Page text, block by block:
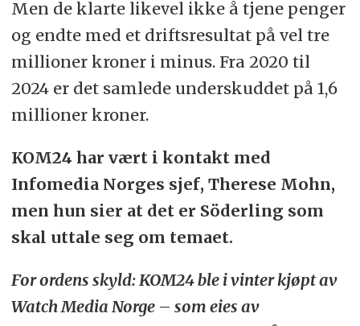
Men de klarte likevel ikke å tjene penger
og endte med et driftsresultat på vel tre
millioner kroner i minus. Fra 2020 til
2024 er det samlede underskuddet på 1,6
millioner kroner.
KOM24 har vært i kontakt med
Infomedia Norges sjef, Therese Mohn,
men hun sier at det er Söderling som
skal uttale seg om temaet.
For ordens skyld: KOM24 ble i vinter kjøpt av
Watch Media Norge – som eies av